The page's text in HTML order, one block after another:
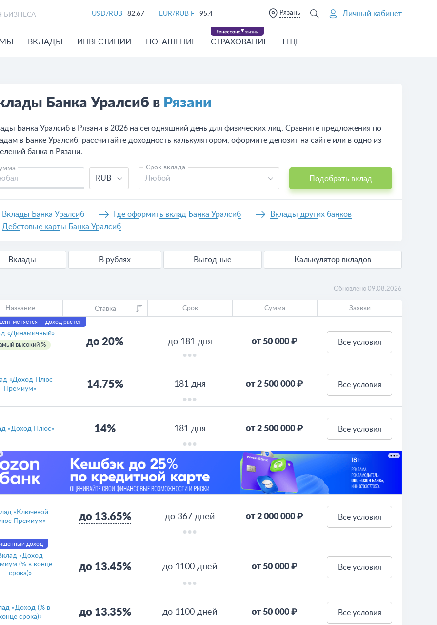
БИЗНЕСА USD/RUB 82.67 EUR/RUB F 95.4 Рязань Личный кабинет
ВКЛАДЫ ИНВЕСТИЦИИ ПОГАШЕНИЕ СТРАХОВАНИЕ ЕЩЕ
Банка Уралсиб в Рязани
Банка Уралсиб в Рязани в 2026 на сегодняшний день для физических лиц. Сравните предложения по
в Банке Уралсиб, рассчитайте доходность калькулятором, оформите депозит на сайте или в одно из
банка в Рязани.
RUB
Срок вклада
Любой Подобрать вклад
Вклады Банка Уралсиб Где оформить вклад Банка Уралсиб
Вклады других банков
Дебетовые карты Банка Уралсиб
Вклады В рублях Выгодные Калькулятор вкладов
Обновлено 09.08.2026
Название Ставка Срок Сумма Заявки
меняется — доход растет
«Динамичный»
высокий % до 20% до 181 дня от 50 000 ₽ Все условия
«Доход Плюс
Премиум»
14.75% 181 дня от 2 500 000 ₽ Все условия
«Доход Плюс» 14% 181 дня от 2 500 000 ₽ Все условия
«Ключевой
Премиум»
до 13.65% до 367 дней от 2 000 000 ₽ Все условия
доход
«Доход
(% в конце
срока)»
до 13.45% до 1100 дней от 50 000 ₽ Все условия
«Доход (% в
срока)»
до 13.35% до 1100 дней от 50 000 ₽ Все условия